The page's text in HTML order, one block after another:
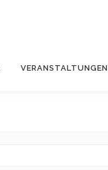
VERANSTALTUNGEN